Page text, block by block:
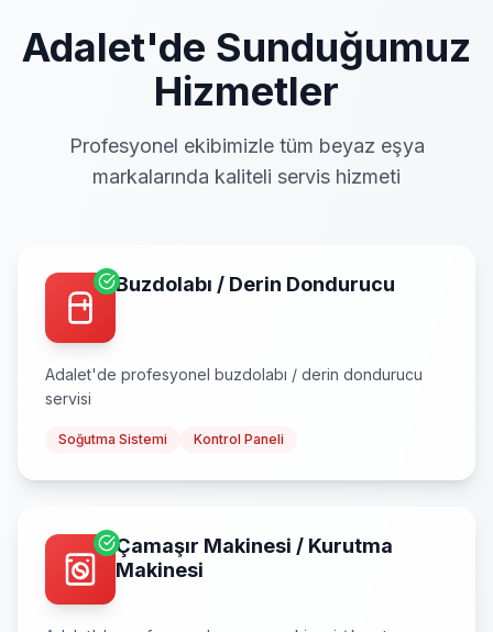
Adalet'de Sunduğumuz
Hizmetler
Profesyonel ekibimizle tüm beyaz eşya
markalarında kaliteli servis hizmeti
Buzdolabı / Derin Dondurucu
Adalet'de profesyonel buzdolabı / derin dondurucu
servisi
Soğutma Sistemi Kontrol Paneli
Çamaşır Makinesi / Kurutma
Makinesi